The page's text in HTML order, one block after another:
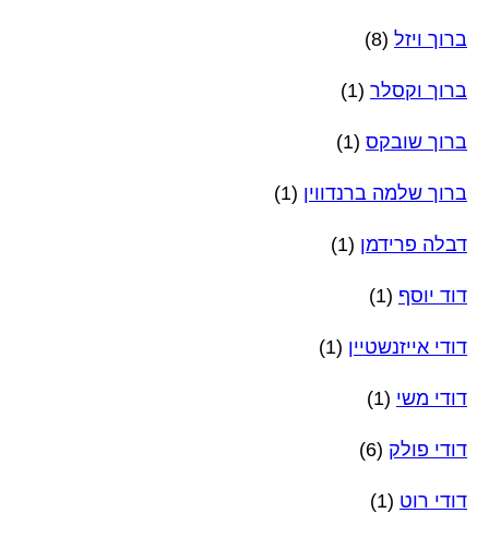
ברוך ויזל (8)
ברוך וקסלר (1)
ברוך שובקס (1)
ברוך שלמה ברנדווין (1)
דבלה פרידמן (1)
דוד יוסף (1)
דודי אייזנשטיין (1)
דודי משי (1)
דודי פולק (6)
דודי רוט (1)